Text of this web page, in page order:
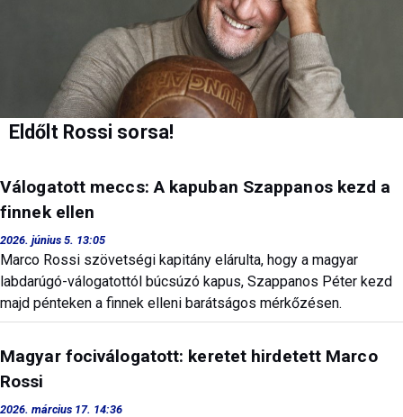
Eldőlt Rossi sorsa!
Válogatott meccs: A kapuban Szappanos kezd a
finnek ellen
2026. június 5. 13:05
Marco Rossi szövetségi kapitány elárulta, hogy a magyar
labdarúgó-válogatottól búcsúzó kapus, Szappanos Péter kezd
majd pénteken a finnek elleni barátságos mérkőzésen.
Magyar fociválogatott: keretet hirdetett Marco
Rossi
2026. március 17. 14:36